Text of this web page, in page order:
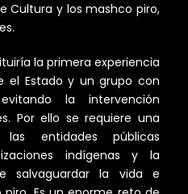
Cultura y los mashco piro,
la primera experiencia
el Estado y un grupo con
la intervención
Por ello se requiere una
entidades públicas
indígenas y la
salvaguardar la vida e